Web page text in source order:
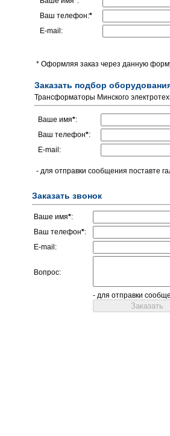
Ваш телефон:*
E-mail:
* Оформляя заказ через данную
Заказать подбор
Трансформаторы Минского
Ваше имя*:
Ваш телефон*:
E-mail:
- для отправки сообщения поставте
Заказать звонок
Ваше имя*:
Ваш телефон*:
E-mail:
Вопрос:
- для отправки